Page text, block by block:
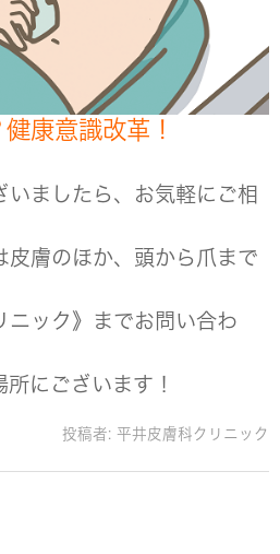
康意識改革！
ましたら、お気軽にご相
皮膚のほか、頭から爪まで
ニック》までお問い合わ
にございます！
投稿者: 平井皮膚科クリニック